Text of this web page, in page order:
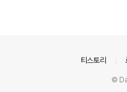
티스토리
©